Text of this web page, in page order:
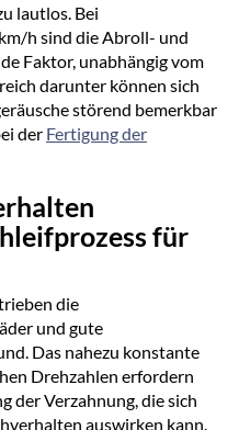
lautlos. Bei
h sind die Abroll- und
Faktor, unabhängig vom
darunter können sich
störend bemerkbar
der Fertigung der
für
die
und gute
Das nahezu konstante
Drehzahlen erfordern
der Verzahnung, die sich
auswirken kann.